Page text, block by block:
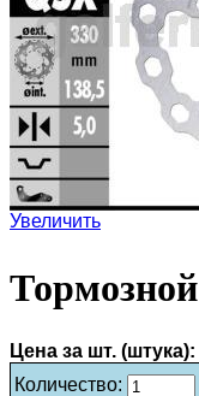
Увеличить
Цена за шт. (штука):
Количество: